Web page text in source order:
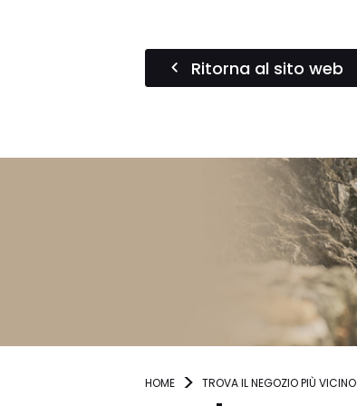
Ritorna al sito web
HOME TROVA IL NEGOZIO PIÙ VICINO